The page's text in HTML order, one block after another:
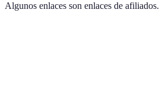
Algunos enlaces son enlaces de afiliados.